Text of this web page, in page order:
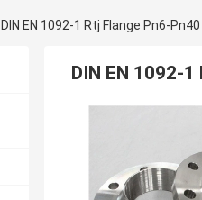
DIN EN 1092-1 Rtj Flange Pn6-
DIN EN 1092-